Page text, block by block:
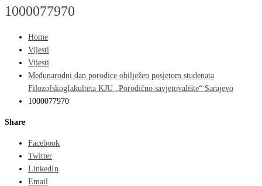
1000077970
Home
Vijesti
Vijesti
Međunarodni dan porodice obilježen posjetom studenata
Filozofskogfakulteta KJU „Porodično savjetovalište“ Sarajevo
1000077970
Share
Facebook
Twitter
LinkedIn
Email